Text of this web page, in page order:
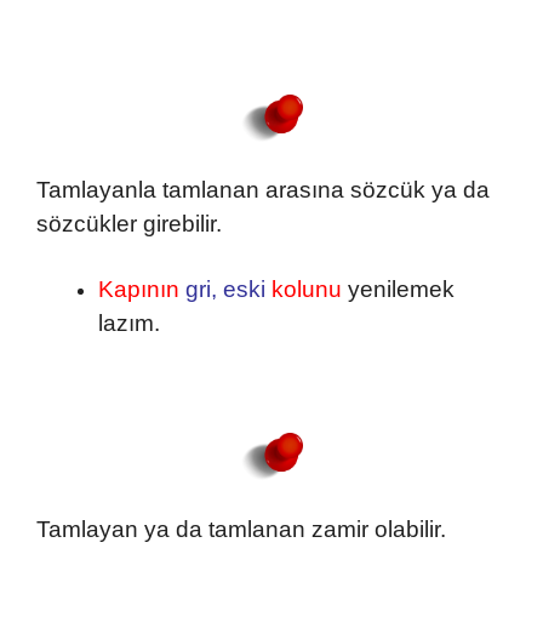
Tamlayanla tamlanan arasına sözcük ya da
sözcükler girebilir.
Kapının gri, eski kolunu yenilemek
lazım.
Tamlayan ya da tamlanan zamir olabilir.